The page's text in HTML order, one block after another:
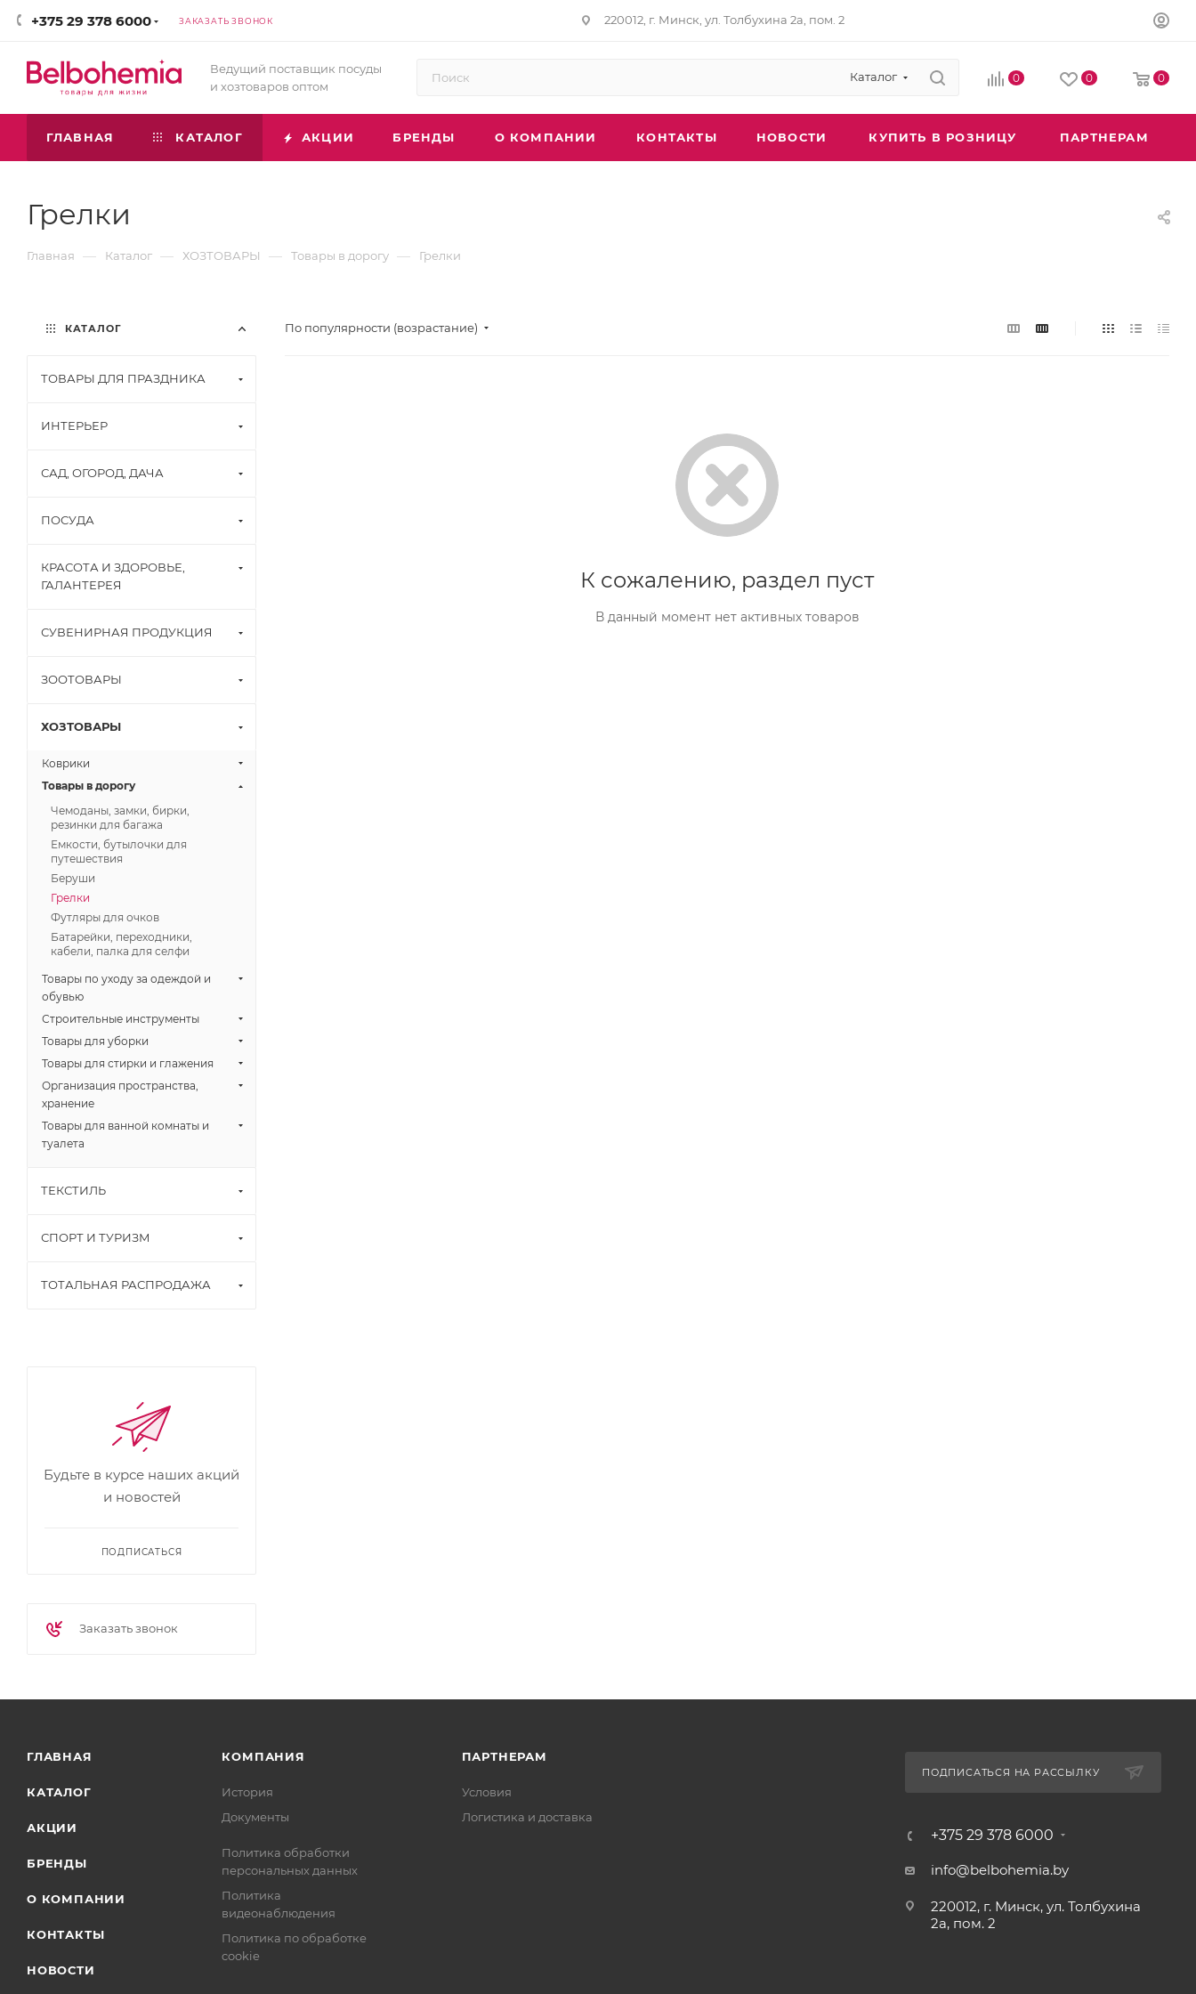
+375 29 378 6000 ЗАКАЗАТЬ ЗВОНОК 220012, г. Минск, ул. Толбухина 2а, пом. 2
Ведущий поставщик посуды
и хозтоваров оптом
Каталог 0 0 0
ГЛАВНАЯ КАТАЛОГ АКЦИИ БРЕНДЫ О КОМПАНИИ КОНТАКТЫ НОВОСТИ КУПИТЬ В РОЗНИЦУ ПАРТНЕРАМ
Грелки
Главная — Каталог — ХОЗТОВАРЫ — Товары в дорогу — Грелки
По популярности (возрастание)
К сожалению, раздел пуст
В данный момент нет активных товаров
КАТАЛОГ
ТОВАРЫ ДЛЯ ПРАЗДНИКА
ИНТЕРЬЕР
САД, ОГОРОД, ДАЧА
ПОСУДА
КРАСОТА И ЗДОРОВЬЕ,
ГАЛАНТЕРЕЯ
СУВЕНИРНАЯ ПРОДУКЦИЯ
ЗООТОВАРЫ
ХОЗТОВАРЫ
Коврики
Товары в дорогу
Чемоданы, замки, бирки,
резинки для багажа
Емкости, бутылочки для
путешествия
Беруши
Грелки
Футляры для очков
Батарейки, переходники,
кабели, палка для селфи
Товары по уходу за одеждой и
обувью
Строительные инструменты
Товары для уборки
Товары для стирки и глажения
Организация пространства,
хранение
Товары для ванной комнаты и
туалета
ТЕКСТИЛЬ
СПОРТ И ТУРИЗМ
ТОТАЛЬНАЯ РАСПРОДАЖА
Будьте в курсе наших акций
и новостей
ПОДПИСАТЬСЯ
Заказать звонок
ГЛАВНАЯ
КАТАЛОГ
АКЦИИ
БРЕНДЫ
О КОМПАНИИ
КОНТАКТЫ
НОВОСТИ
КОМПАНИЯ
История
Документы
Политика обработки
персональных данных
Политика
видеонаблюдения
Политика по обработке
cookie
ПАРТНЕРАМ
Условия
Логистика и доставка
ПОДПИСАТЬСЯ НА РАССЫЛКУ
+375 29 378 6000
info@belbohemia.by
220012, г. Минск, ул. Толбухина
2а, пом. 2